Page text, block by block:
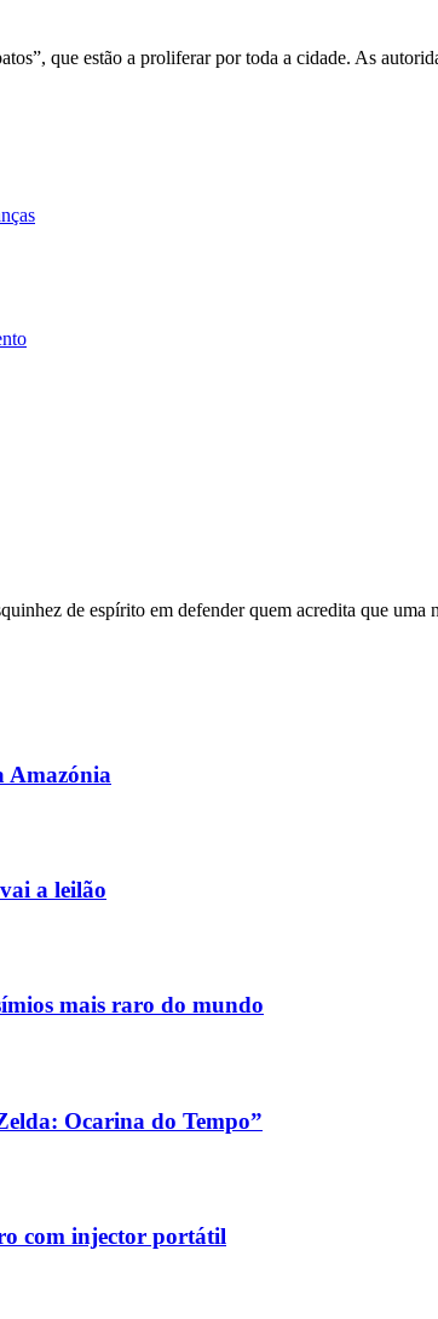
que estão a proliferar por toda a cidade. As
de espírito em defender quem acredita que
Amazónia
a leilão
mais raro do mundo
Ocarina do Tempo”
com injector portátil